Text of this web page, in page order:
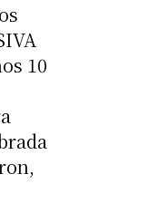
10